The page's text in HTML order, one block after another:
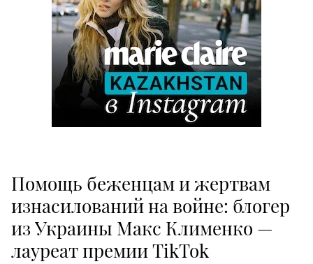
Помощь беженцам и жертвам
изнасилований на войне: блогер
из Украины Макс Клименко —
лауреат премии TikTok